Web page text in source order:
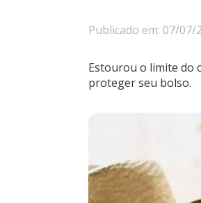
Publicado em: 07/07/
Estourou o limite do
proteger seu bolso.